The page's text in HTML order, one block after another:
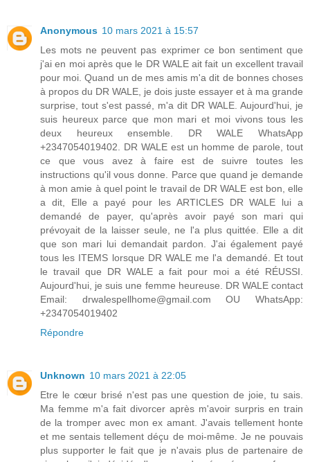
Anonymous 10 mars 2021 à 15:57
Les mots ne peuvent pas exprimer ce bon sentiment que
j'ai en moi après que le DR WALE ait fait un excellent travail
pour moi. Quand un de mes amis m'a dit de bonnes choses
à propos du DR WALE, je dois juste essayer et à ma grande
surprise, tout s'est passé, m'a dit DR WALE. Aujourd'hui, je
suis heureux parce que mon mari et moi vivons tous les
deux heureux ensemble. DR WALE WhatsApp
+2347054019402. DR WALE est un homme de parole, tout
ce que vous avez à faire est de suivre toutes les
instructions qu'il vous donne. Parce que quand je demande
à mon amie à quel point le travail de DR WALE est bon, elle
a dit, Elle a payé pour les ARTICLES DR WALE lui a
demandé de payer, qu'après avoir payé son mari qui
prévoyait de la laisser seule, ne l'a plus quittée. Elle a dit
que son mari lui demandait pardon. J'ai également payé
tous les ITEMS lorsque DR WALE me l'a demandé. Et tout
le travail que DR WALE a fait pour moi a été RÉUSSI.
Aujourd'hui, je suis une femme heureuse. DR WALE contact
Email: drwalespellhome@gmail.com OU WhatsApp:
+2347054019402
Répondre
Unknown 10 mars 2021 à 22:05
Etre le cœur brisé n'est pas une question de joie, tu sais.
Ma femme m'a fait divorcer après m'avoir surpris en train
de la tromper avec mon ex amant. J'avais tellement honte
et me sentais tellement déçu de moi-même. Je ne pouvais
plus supporter le fait que je n'avais plus de partenaire de